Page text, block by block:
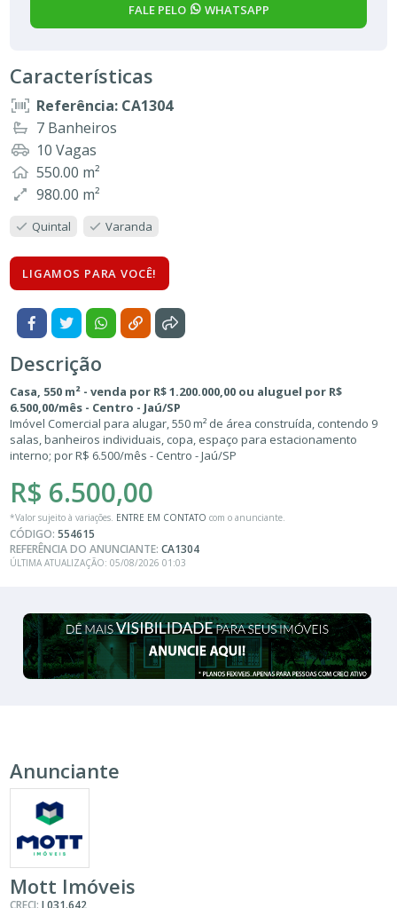
FALE PELO WHATSAPP
Características
Referência: CA1304
7 Banheiros
10 Vagas
550.00 m²
980.00 m²
Quintal Varanda
LIGAMOS PARA VOCÊ!
Descrição
Casa, 550 m² - venda por R$ 1.200.000,00 ou aluguel por R$
6.500,00/mês - Centro - Jaú/SP
Imóvel Comercial para alugar, 550 m² de área construída, contendo 9
salas, banheiros individuais, copa, espaço para estacionamento
interno; por R$ 6.500/mês - Centro - Jaú/SP
R$ 6.500,00
*Valor sujeito à variações. ENTRE EM CONTATO com o anunciante.
CÓDIGO:554615
REFERÊNCIA DO ANUNCIANTE:CA1304
ÚLTIMA ATUALIZAÇÃO: 05/08/2026 01:03
Anunciante
Mott Imóveis
CRECI:J 031.642